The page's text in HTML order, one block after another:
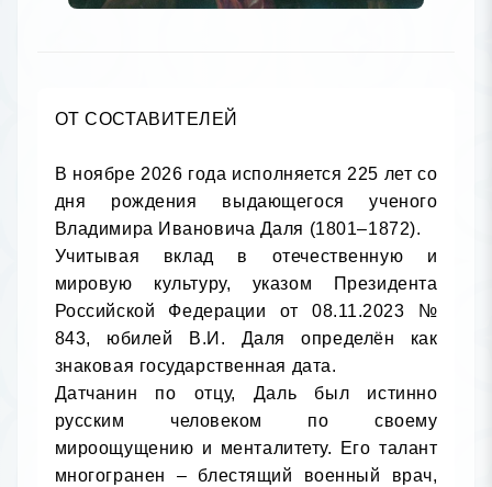
ОТ СОСТАВИТЕЛЕЙ
В ноябре 2026 года исполняется 225 лет со
дня рождения выдающегося ученого
Владимира Ивановича Даля (1801–1872).
Учитывая вклад в отечественную и
мировую культуру, указом Президента
Российской Федерации от 08.11.2023 №
843, юбилей В.И. Даля определён как
знаковая государственная дата.
Датчанин по отцу, Даль был истинно
русским человеком по своему
мироощущению и менталитету. Его талант
многогранен – блестящий военный врач,